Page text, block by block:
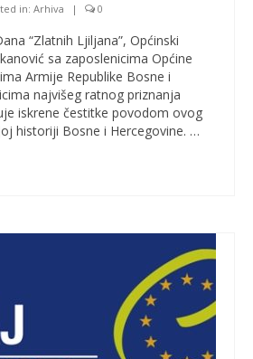
in: Arhiva | 0
“Zlatnih Ljiljana”, Općinski
sa zaposlenicima Općine
Armije Republike Bosne i
najvišeg ratnog priznanja
iskrene čestitke povodom ovog
historiji Bosne i Hercegovine. …